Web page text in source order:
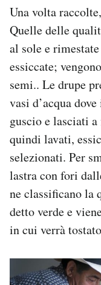
Una volta
Quelle delle
al sole e
essiccate;
semi.. Le drupe
vasi d’acqua
guscio e lasciati
quindi lavati,
selezionati. Per
lastra con fori
ne classificano la
detto verde e
in cui verrà